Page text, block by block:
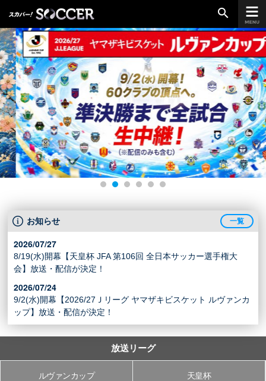
ご加入はこちら chevron_right
放送リーグ
ルヴァンカップ
天皇杯
高円宮杯
UEFAカンファレンスリーグ
初回放送スケジュール
その他の試合・おすすめ番組
Jリーグラボ
Jリーグクラブ応援番組
search
お知らせ 一覧
2026/07/27
8/19(水)開幕【天皇杯 JFA 第106回 全日本サッカー選手権大
会】放送・配信が決定！
2026/07/24
9/2(水)開幕【2026/27Ｊリーグ ヤマザキビスケット ルヴァンカ
ップ】放送・配信が決定！
放送リーグ
ルヴァンカップ 天皇杯